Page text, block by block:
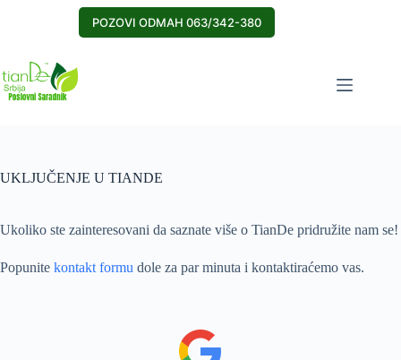
POZOVI ODMAH 063/342-380
UKLJUČENJE U TIANDE
Ukoliko ste zainteresovani da saznate više o TianDe pridružite nam se!
Popunite kontakt formu dole za par minuta i kontaktiraćemo vas.